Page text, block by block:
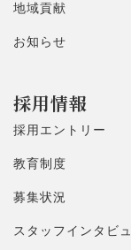
地域貢献
お知らせ
採用情報
採用エントリー
教育制度
募集状況
スタッフインタビ